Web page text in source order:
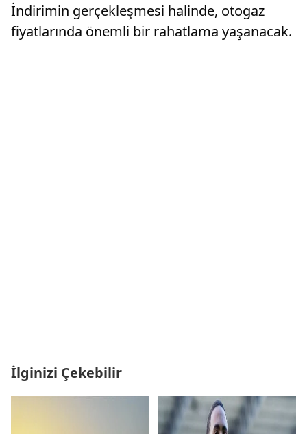
İndirimin gerçekleşmesi halinde, otogaz
fiyatlarında önemli bir rahatlama yaşanacak.
İlginizi Çekebilir